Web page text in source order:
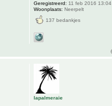
Geregistreerd: 11 feb 2016 13:04
Woonplaats: Neerpelt
137 bedankjes
lapalmeraie